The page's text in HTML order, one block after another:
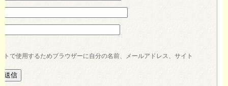
トで使用するためブラウザーに自分の名前、メールアドレス、サイト